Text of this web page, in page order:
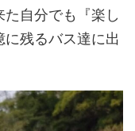
自分でも『楽し
残るバス達に出